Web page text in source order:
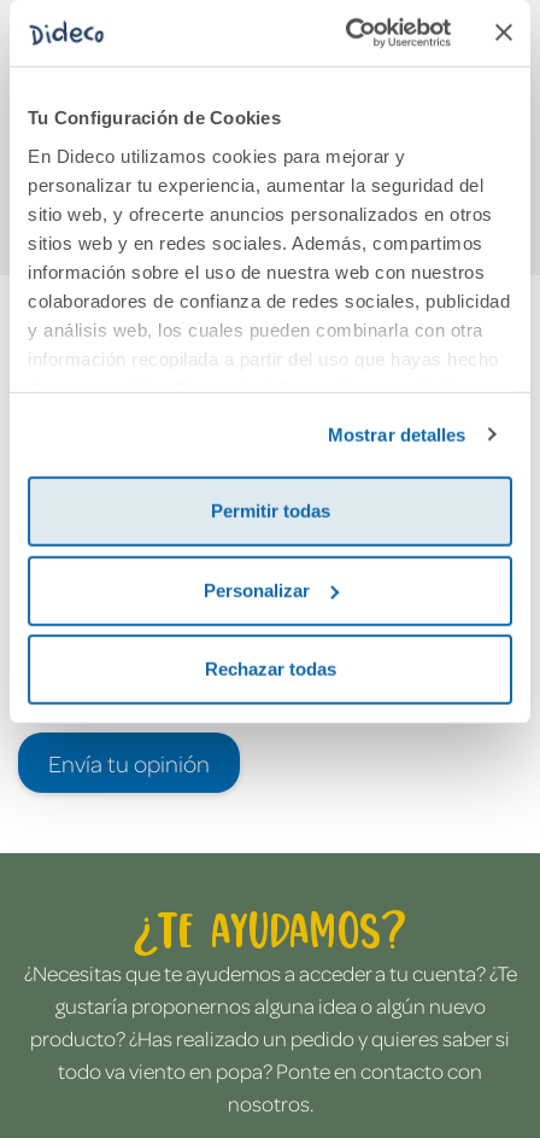
Tu Configuración de Cookies
En Dideco utilizamos cookies para mejorar y
personalizar tu experiencia, aumentar la seguridad del
sitio web, y ofrecerte anuncios personalizados en otros
sitios web y en redes sociales. Además, compartimos
información sobre el uso de nuestra web con nuestros
colaboradores de confianza de redes sociales, publicidad
y análisis web, los cuales pueden combinarla con otra
información recopilada a partir del uso que hayas hecho
Mostrar detalles
Permitir todas
Personalizar
Rechazar todas
Proyecto Sueña
música - Música 1
[Andalucía]
5,35€
Comprar
RECAMBIO 46
FOLIO,100
Comprar
Cuéntanos tu opinión
Debes iniciar sesión para poder valorarlo
Envía tu opinión
¿Te ayudamos?
¿Necesitas que te ayudemos a acceder a tu cuenta? ¿Te
gustaría proponernos alguna idea o algún nuevo
producto? ¿Has realizado un pedido y quieres saber si
todo va viento en popa? Ponte en contacto con
nosotros.